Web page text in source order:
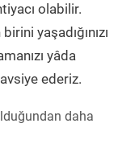
olabilir.
yaşadığınızı
yâda
ederiz.
daha